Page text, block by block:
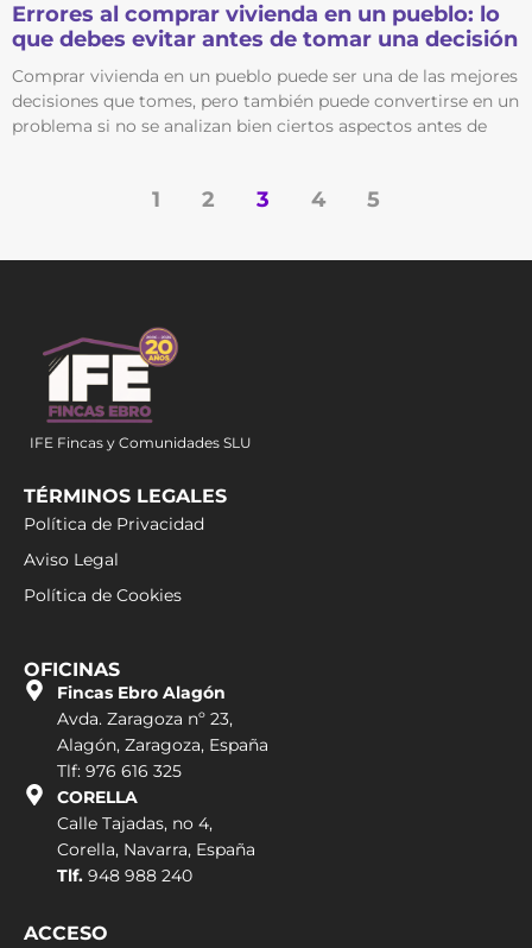
Errores al comprar vivienda en un pueblo: lo
que debes evitar antes de tomar una decisión
Comprar vivienda en un pueblo puede ser una de las mejores
decisiones que tomes, pero también puede convertirse en un
problema si no se analizan bien ciertos aspectos antes de
1 2 3 4 5
IFE Fincas y Comunidades SLU
TÉRMINOS LEGALES
Política de Privacidad
Aviso Legal
Política de Cookies
OFICINAS
Fincas Ebro Alagón
Avda. Zaragoza nº 23,
Alagón, Zaragoza, España
Tlf: 976 616 325
CORELLA
Calle Tajadas, no 4,
Corella, Navarra, España
Tlf. 948 988 240
ACCESO